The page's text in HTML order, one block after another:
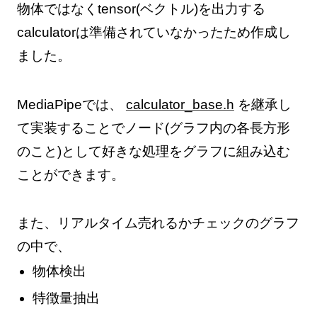
物体ではなくtensor(ベクトル)を出力する
calculatorは準備されていなかったため作成し
ました。
MediaPipeでは、 calculator_base.h を継承し
て実装することでノード(グラフ内の各長方形
のこと)として好きな処理をグラフに組み込む
ことができます。
また、リアルタイム売れるかチェックのグラフ
の中で、
物体検出
特徴量抽出